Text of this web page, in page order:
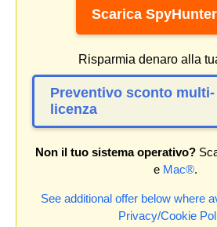
Scarica SpyHunter
Risparmia denaro alla
Preventivo sconto multi-
licenza
Non il tuo sistema operativo?
e Mac®.
See additional offer below where
Privacy/Cookie